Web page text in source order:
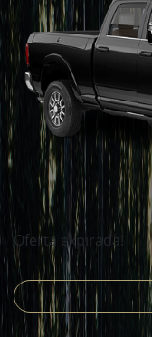
Oferta expirada!